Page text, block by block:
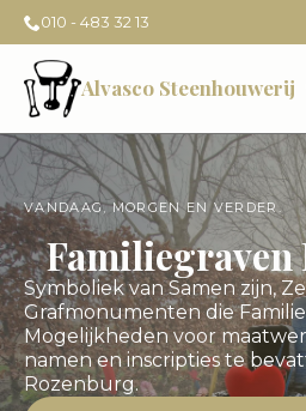
010 - 483 32 13
Alvasco Steenhouwerij
VANDAAG, MORGEN EN VERDER.
Familiegraven
Symboliek van Samen zijn,
Grafmonumenten die
Mogelijkheden voor
namen en inscripties te
Rozenburg.